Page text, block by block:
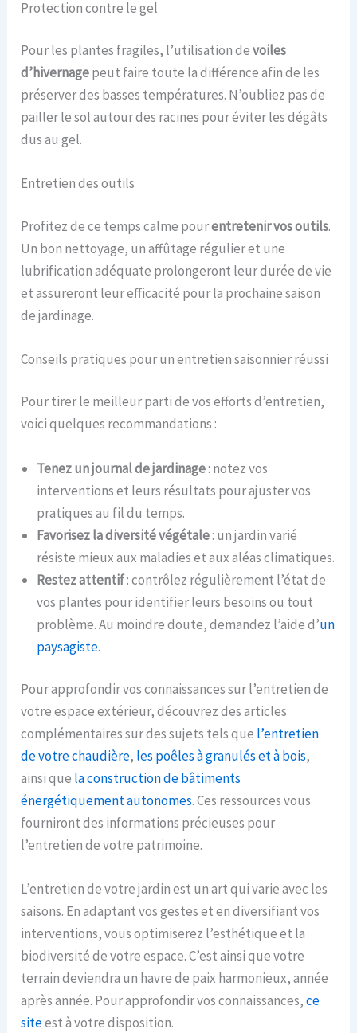
Protection contre le gel
Pour les plantes fragiles, l’utilisation devoiles
d’hivernagepeut faire toute la différence afin de les
préserver des basses températures. N’oubliez pas de
pailler le sol autour des racines pour éviter les dégâts
dus au gel.
Entretien des outils
Profitez de ce temps calme pourentretenir vos outils.
Un bon nettoyage, un affûtage régulier et une
lubrification adéquate prolongeront leur durée de vie
et assureront leur efficacité pour la prochaine saison
de jardinage.
Conseils pratiques pour un entretien saisonnier réussi
Pour tirer le meilleur parti de vos efforts d’entretien,
voici quelques recommandations :
Tenez un journal de jardinage: notez vos
interventions et leurs résultats pour ajuster vos
pratiques au fil du temps.
Favorisez la diversité végétale: un jardin varié
résiste mieux aux maladies et aux aléas climatiques.
Restez attentif: contrôlez régulièrement l’état de
vos plantes pour identifier leurs besoins ou tout
problème. Au moindre doute, demandez l’aide d’un
paysagiste.
Pour approfondir vos connaissances sur l’entretien de
votre espace extérieur, découvrez des articles
complémentaires sur des sujets tels que l’entretien
de votre chaudière, les poêles à granulés et à bois,
ainsi que la construction de bâtiments
énergétiquement autonomes. Ces ressources vous
fourniront des informations précieuses pour
l’entretien de votre patrimoine.
L’entretien de votre jardin est un art qui varie avec les
saisons. En adaptant vos gestes et en diversifiant vos
interventions, vous optimiserez l’esthétique et la
biodiversité de votre espace. C’est ainsi que votre
terrain deviendra un havre de paix harmonieux, année
après année. Pour approfondir vos connaissances,ce
siteest à votre disposition.